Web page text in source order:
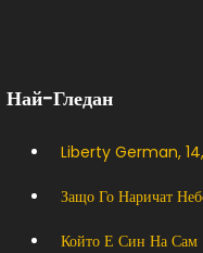
Най-Гледан
Liberty German,
Защо Го Наричат
Който Е Син На Сам